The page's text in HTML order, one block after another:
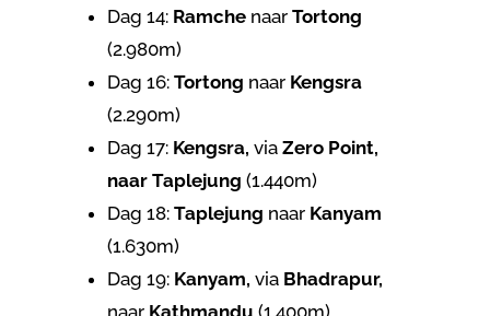
Dag 14:Ramche naar Tortong
(2.980m)
Dag 16: Tortong naar Kengsra
(2.290m)
Dag 17: Kengsra, via Zero Point,
naar Taplejung (1.440m)
Dag 18: Taplejung naar Kanyam
(1.630m)
Dag 19: Kanyam, via Bhadrapur,
naar Kathmandu (1.400m)